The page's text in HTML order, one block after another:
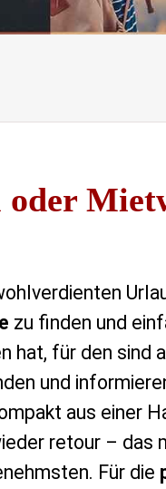
zu finden und
hat, für den sind
und
aus einer
retour – das
Für die